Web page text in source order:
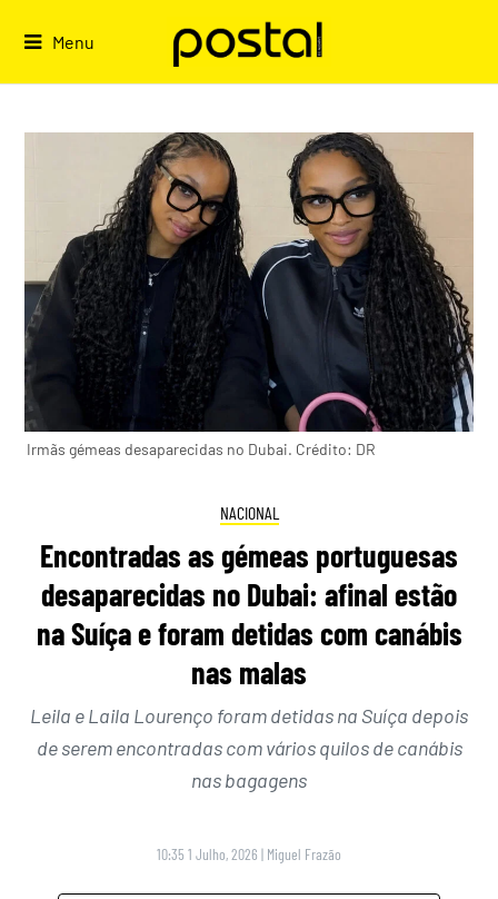
Menu
Irmãs gémeas desaparecidas no Dubai. Crédito: DR
NACIONAL
Encontradas as gémeas portuguesas
desaparecidas no Dubai: afinal estão
na Suíça e foram detidas com canábis
nas malas
Leila e Laila Lourenço foram detidas na Suíça depois
de serem encontradas com vários quilos de canábis
nas bagagens
10:35 1 Julho, 2026 | Miguel Frazão